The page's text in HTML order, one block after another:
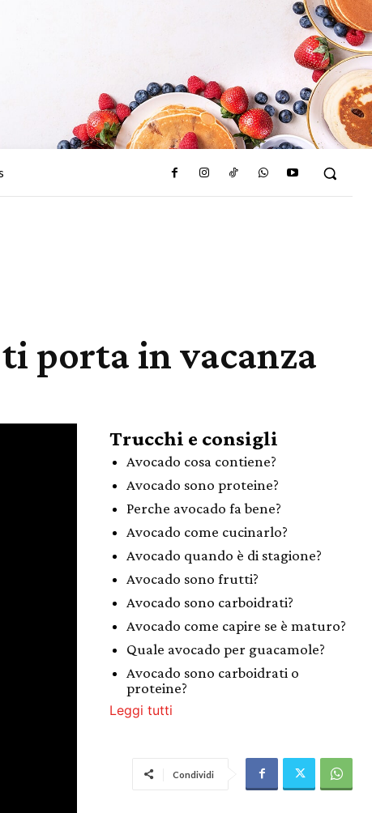
porta in vacanza
Trucchi e consigli
Avocado cosa contiene?
Avocado sono proteine?
Perche avocado fa bene?
Avocado come cucinarlo?
Avocado quando è di stagione?
Avocado sono frutti?
Avocado sono carboidrati?
Avocado come capire se è maturo?
Quale avocado per guacamole?
Avocado sono carboidrati o
proteine?
Leggi tutti
Condividi